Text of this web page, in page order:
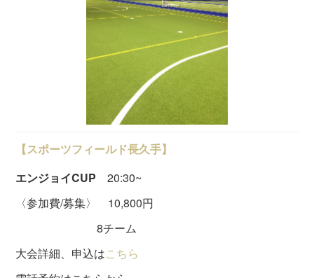
【スポーツフィールド長久手】
エンジョイCUP 20:30~
〈参加費/募集〉 10,800円
8チーム
大会詳細、申込はこちら